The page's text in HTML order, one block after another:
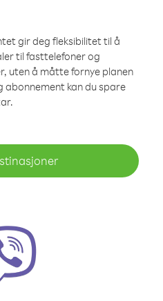
gir deg fleksibilitet til å
til fasttelefoner og
uten å måtte fornye planen
abonnement kan du spare